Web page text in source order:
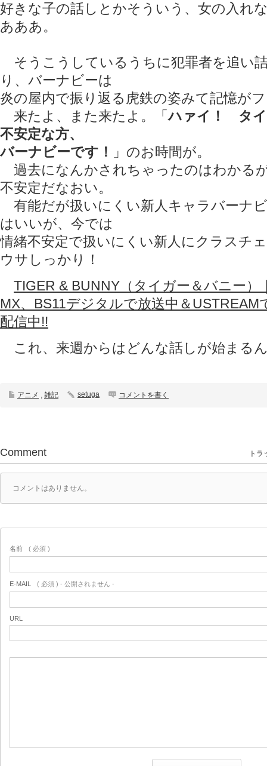
好きな子の話しとかそういう、女の入れ
あああ。
そうこうしているうちに犯罪者を追い
り、バーナビーは
炎の屋内で振り返る虎鉄の姿みて記憶が
来たよ、また来たよ。「ハァイ！ タイ
不安定な方、
バーナビーです！
」のお時間が。
過去になんかされちゃったのはわかる
不安定だなおい。
有能だが扱いにくい新人キャラバーナ
はいいが、今では
情緒不安定で扱いにくい新人にクラスチ
ウサしっかり！
TIGER & BUNNY（タイガー＆バニー）
MX、BS11デジタルで放送中＆USTREAM
配信中!!
これ、来週からはどんな話しが始まる
アニメ , 雑記 setuga コメントを書く
Comment トラ
コメントはありません。
名前 ( 必須 )
E-MAIL ( 必須 ) - 公開されません -
URL